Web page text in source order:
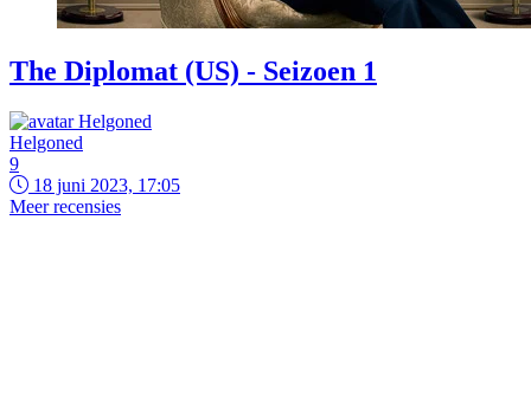
The Diplomat (US) - Seizoen 1
Helgoned
9
18 juni 2023, 17:05
Meer recensies